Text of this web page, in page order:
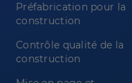
Préfabrication pour la
construction
Contrôle qualité de la
construction